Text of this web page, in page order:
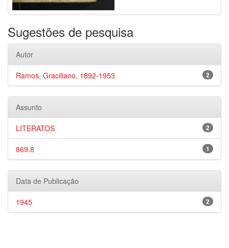
Sugestões de pesquisa
Autor
2
Ramos, Graciliano, 1892-1953
Assunto
2
LITERATOS
1
869.8
Data de Publicação
2
1945